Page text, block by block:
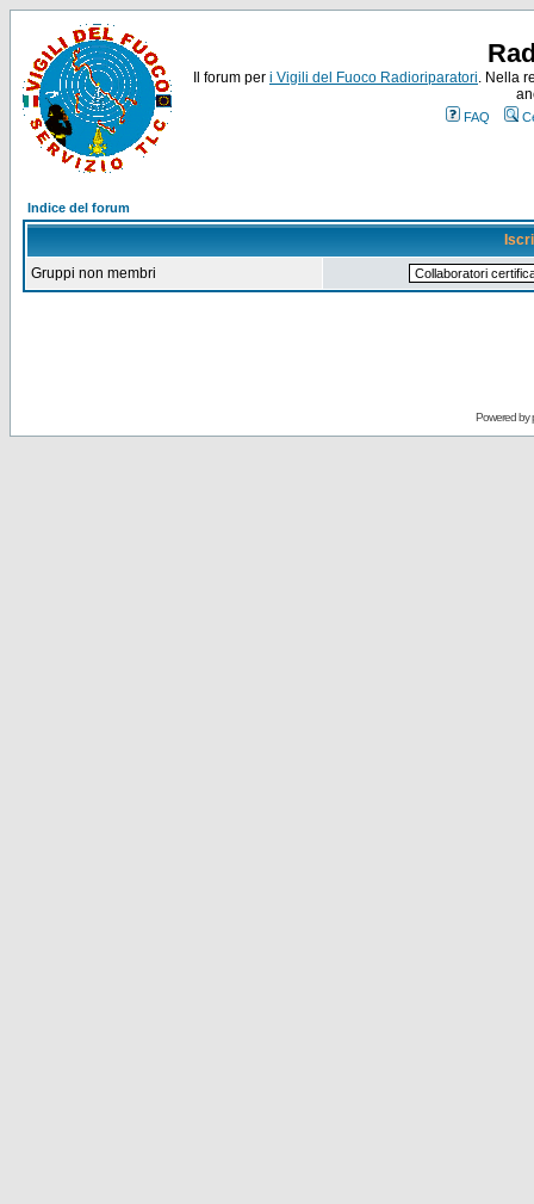
Il forum per i Vigili del Fuoco Radioriparatori. Nella
FAQ
Indice del forum
Gruppi non membri
Powered by